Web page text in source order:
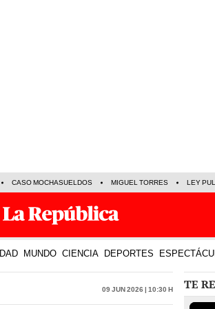
CASO MOCHASUELDOS MIGUEL TORRES LEY
MUNDO CIENCIA DEPORTES
09 Jun 2026 | 10:30 h TE